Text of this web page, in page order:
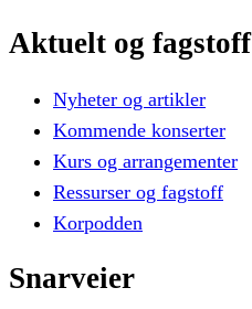
Aktuelt og fagstoff
Nyheter og artikler
Kommende konserter
Kurs og arrangementer
Ressurser og fagstoff
Korpodden
Snarveier